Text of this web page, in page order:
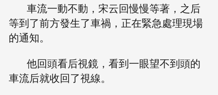
車流一動不動，宋云回慢慢等著，之后
等到了前方發生了車禍，正在緊急處理現場
的通知。
他回頭看后視鏡，看到一眼望不到頭的
車流后就收回了視線。